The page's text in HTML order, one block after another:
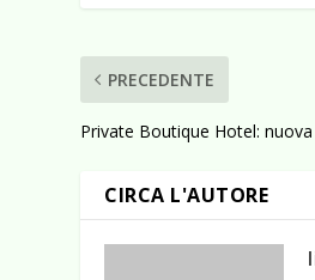
PRECEDENTE
Private Boutique Hotel:
CIRCA L'AUTORE